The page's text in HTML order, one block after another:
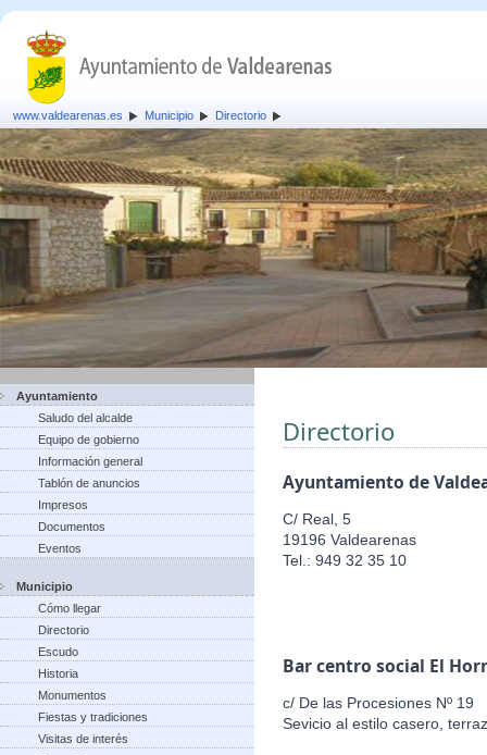
www.valdearenas.es Municipio Directorio
Ayuntamiento
Saludo del alcalde
Equipo de gobierno
Información general
Tablón de anuncios
Impresos
Documentos
Eventos
Municipio
Cómo llegar
Directorio
Escudo
Historia
Monumentos
Fiestas y tradiciones
Visitas de interés
Directorio
Ayuntamiento de
C/ Real, 5
19196 Valdearenas
Tel.: 949 32 35 10
Bar centro social El
c/ De las Procesiones Nº 19
Sevicio al estilo casero,